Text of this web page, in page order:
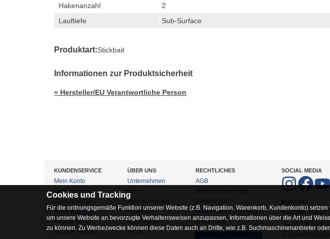
Hakenanzahl
2
Lauftiefe
Sub-Surface
Produktart:Stickbait
Informationen zur Produktsicherheit
» Hersteller/EU Verantwortliche Person
KUNDENSERVICE
Mein Konto
Versandkosten
Rücksendung
Kaufberatung
Häufige Fragen
ÜBER UNS
Unternehmen
Jobs & Praktika
Facebook
Osterfeldsee
Archiv
RECHTLICHES
AGB
Altbatterie-Entsorgung
Impressum
SOCIAL MEDIA
Kontaktformular
Cookies und Tracking
Für die ordnungsgemäße Funktion unserer Website (z.B. Navigation, Warenkorb, Kundenkonto)
um unsere Website an bevorzugte Verhaltensweisen anzupassen, Informationen über die Art und
zu können. Zu Werbezwecke können diese Daten auch an Dritte, wie z.B. Suchmaschinenanbieter